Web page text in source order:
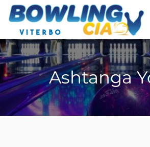
Ashtanga
You are